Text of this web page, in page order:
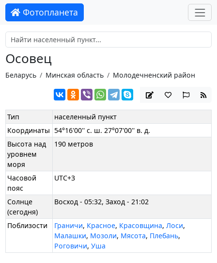
Фотопланета
Осовец
Беларусь Минская область Молодечненский район
Тип
населенный пункт
Координаты 54°16'00'' с. ш. 27°07'00'' в. д.
Высота над
уровнем
моря
190 метров
Часовой
пояс
UTC+3
Солнце
(сегодня)
Восход - 05:32, Заход - 21:02
Поблизости Граничи, Красное, Красовщина,Лоси,
Малашки, Мозоли, Мясота, Плебань,
Роговичи,Уша